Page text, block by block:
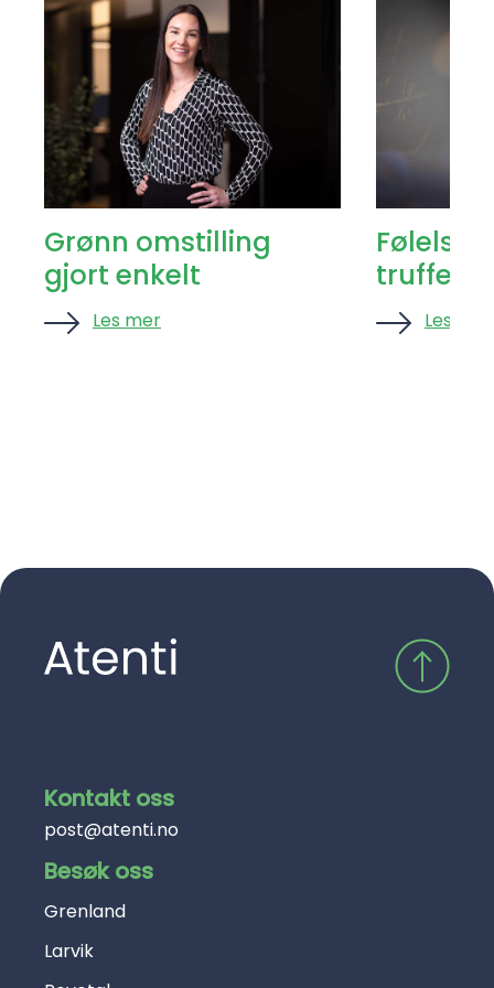
Grønn omstilling
gjort enkelt
Les mer
truffet
Les mer
Kontakt oss
post@atenti.no
Besøk oss
Grenland
Larvik